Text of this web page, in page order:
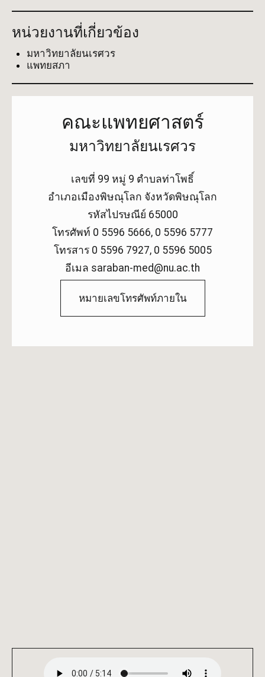
หน่วยงานที่เกี่ยวข้อง
มหาวิทยาลัยนเรศวร
แพทยสภา
คณะแพทยศาสตร์
มหาวิทยาลัยนเรศวร
เลขที่ 99 หมู่ 9 ตำบลท่าโพธิ์
อำเภอเมืองพิษณุโลก จังหวัดพิษณุโลก
รหัสไปรษณีย์ 65000
โทรศัพท์ 0 5596 5666, 0 5596 5777
โทรสาร 0 5596 7927, 0 5596 5005
อีเมล saraban-med@nu.ac.th
หมายเลขโทรศัพท์ภายใน